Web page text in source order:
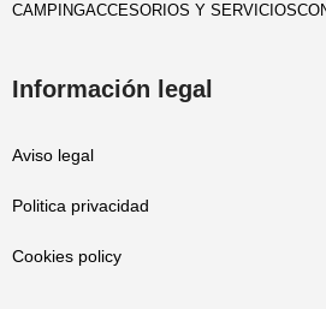
CAMPINGACCESORIOS Y SERVICIOS
Información legal
Aviso legal
Politica privacidad
Cookies policy